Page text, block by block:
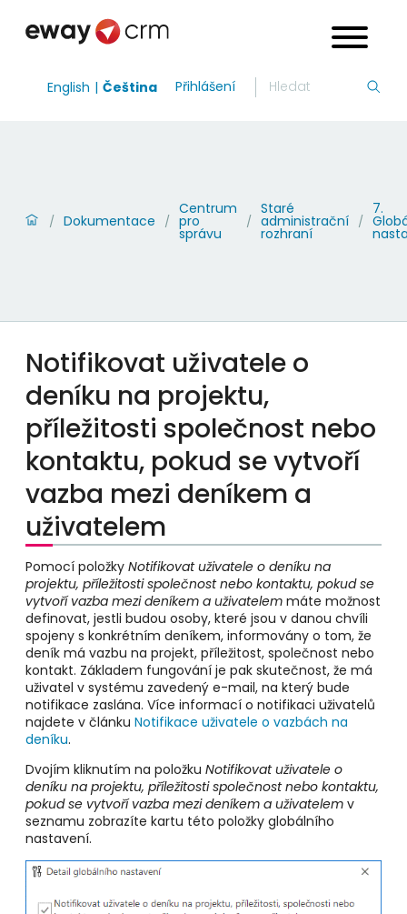
English Čeština Přihlášení
/ Dokumentace /
Centrum
pro
správu
/
Staré
administrační
rozhraní
/
7.
Notifikovat uživatele o
deníku na projektu,
příležitosti společnost nebo
kontaktu, pokud se vytvoří
vazba mezi deníkem a
uživatelem
Pomocí položky Notifikovat uživatele o deníku na
projektu, příležitosti společnost nebo kontaktu, pokud se
vytvoří vazba mezi deníkem a uživatelem máte možnost
definovat, jestli budou osoby, které jsou v danou chvíli
spojeny s konkrétním deníkem, informovány o tom, že
deník má vazbu na projekt, příležitost, společnost nebo
kontakt. Základem fungování je pak skutečnost, že má
uživatel v systému zavedený e-mail, na který bude
notifikace zaslána. Více informací o notifikaci uživatelů
najdete v článku Notifikace uživatele o vazbách na
deníku.
Dvojím kliknutím na položku Notifikovat uživatele o
deníku na projektu, příležitosti společnost nebo kontaktu,
pokud se vytvoří vazba mezi deníkem a uživatelem v
seznamu zobrazíte kartu této položky globálního
nastavení.